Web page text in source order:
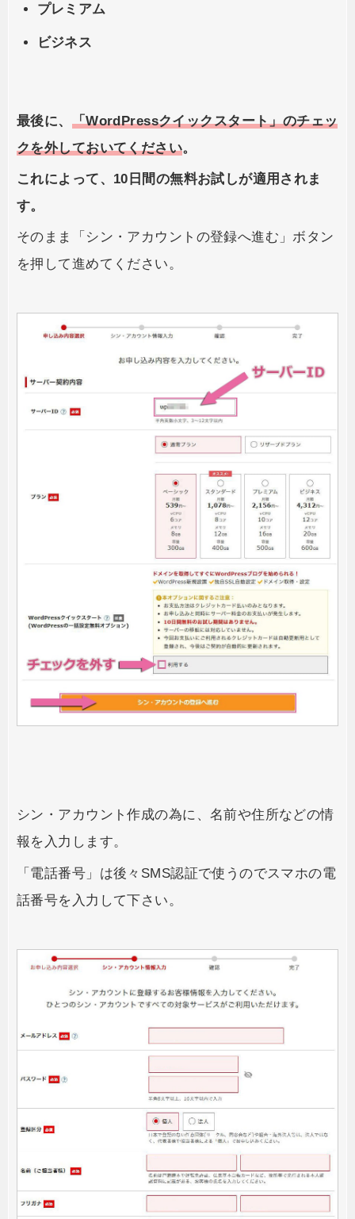
プレミアム
ビジネス
最後に、 「WordPressクイックスタート」のチェッ
クを外しておいてください。
これによって、10日間の無料お試しが適用されま
す。
そのまま「シン・アカウントの登録へ進む」ボタン
を押して進めてください。
シン・アカウント作成の為に、名前や住所などの情
報を入力します。
「電話番号」は後々SMS認証で使うのでスマホの電
話番号を入力して下さい。